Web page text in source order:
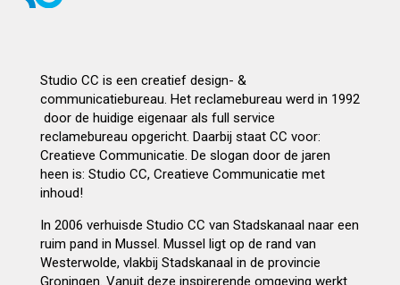
Studio CC is een creatief design- &
communicatiebureau. Het reclamebureau werd in 1992
door de huidige eigenaar als full service
reclamebureau opgericht. Daarbij staat CC voor:
Creatieve Communicatie. De slogan door de jaren
heen is: Studio CC, Creatieve Communicatie met
inhoud!
In 2006 verhuisde Studio CC van Stadskanaal naar een
ruim pand in Mussel. Mussel ligt op de rand van
Westerwolde, vlakbij Stadskanaal in de provincie
Groningen. Vanuit deze inspirerende omgeving werkt